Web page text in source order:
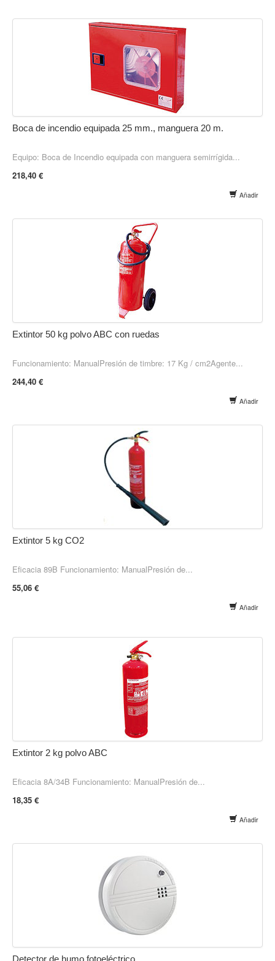
Boca de incendio equipada 25 mm., manguera 20 m.
Equipo: Boca de Incendio equipada con manguera semirrígida...
218,40 €
Añadir
Extintor 50 kg polvo ABC con ruedas
Funcionamiento: ManualPresión de timbre: 17 Kg / cm2Agente...
244,40 €
Añadir
Extintor 5 kg CO2
Eficacia 89B Funcionamiento: ManualPresión de...
55,06 €
Añadir
Extintor 2 kg polvo ABC
Eficacia 8A/34B Funcionamiento: ManualPresión de...
18,35 €
Añadir
Detector de humo fotoeléctrico